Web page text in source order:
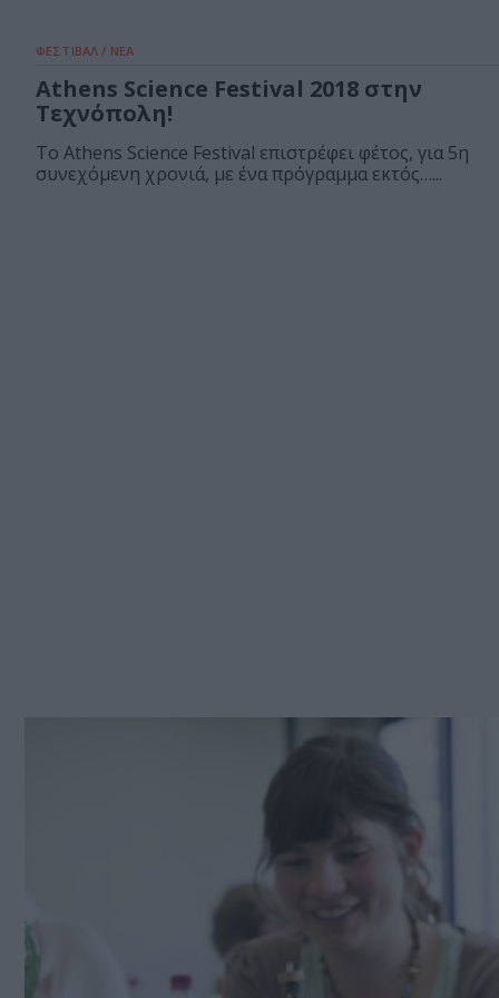
ΦΕΣΤΙΒΑΛ / ΝΕΑ
Athens Science Festival 2018 στην
Τεχνόπολη!
To Athens Science Festival επιστρέφει φέτος, για 5η
συνεχόμενη χρονιά, με ένα πρόγραμμα εκτός…...